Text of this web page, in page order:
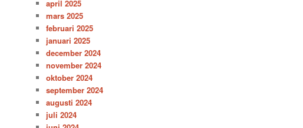
april 2025
mars 2025
februari 2025
januari 2025
december 2024
november 2024
oktober 2024
september 2024
augusti 2024
juli 2024